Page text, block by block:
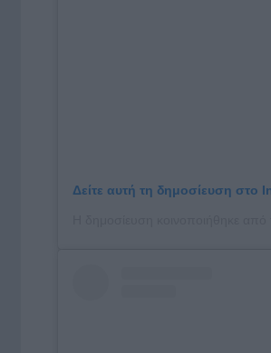
Δείτε αυτή τη δημοσίευση στο